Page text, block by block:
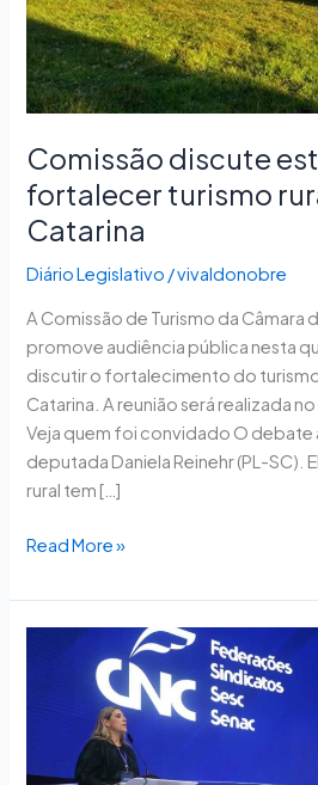
Comissão discute
fortalecer turismo
Catarina
Diário Legislativo /vivaldonobre
A Comissão de Turismo da Câmara
promove audiência pública nesta
discutir o fortalecimento do turismo
Catarina. A reunião será realizada no
Veja quem foi convidado O
deputada Daniela Reinehr (PL-SC).
rural tem […]
turismo
rural
em
Santa
Read More »
assessorias
Legislativo